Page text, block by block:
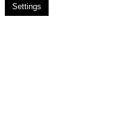
Settings